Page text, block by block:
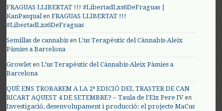
FRAGUAS LLIBERTAT !!! #LibertadLxs6DeFraguas |
KanPasqualenFRAGUAS LLIBERTAT !!!
#LibertadLxs6DeFraguas
Semillas de cannabis enL’us Terapèutic del Cànnabis-Aleix
Pàmies a Barcelona
Growlet enL’us Terapèutic del Cànnabis-Aleix Pàmies a
Barcelona
QUÈ ENS TROBAREM A LA 2ª EDICIÓ DEL TRASTER DE CAN
RICART AQUEST 4 DE SETEMBRE? – Taula de l'Eix Pere IV en
Investigació, desenvolupament i producció: el projecte MaCus